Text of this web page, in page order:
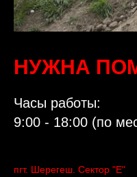
НУЖНА
Часы работы:
9:00 - 18:00 (по
пгт. Шерегеш. Сектор "Е"